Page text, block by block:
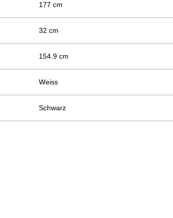
177 cm
32 cm
154.9 cm
Weiss
Schwarz